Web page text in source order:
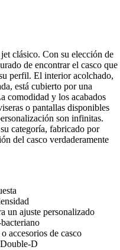
clásico. Con su elección de
de encontrar el casco que
perfil. El interior acolchado,
está cubierto por una
comodidad y los acabados
o pantallas disponibles
son infinitas.
categoría, fabricado por
del casco verdaderamente
un ajuste personalizado
accesorios de casco
D